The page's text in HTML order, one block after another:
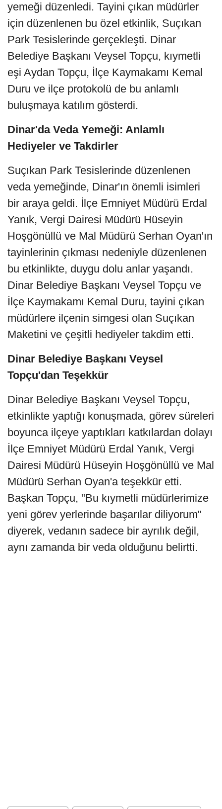
yemeği düzenledi. Tayini çıkan müdürler
için düzenlenen bu özel etkinlik, Suçıkan
Park Tesislerinde gerçekleşti. Dinar
Belediye Başkanı Veysel Topçu, kıymetli
eşi Aydan Topçu, İlçe Kaymakamı Kemal
Duru ve ilçe protokolü de bu anlamlı
buluşmaya katılım gösterdi.
Dinar'da Veda Yemeği: Anlamlı
Hediyeler ve Takdirler
Suçıkan Park Tesislerinde düzenlenen
veda yemeğinde, Dinar'ın önemli isimleri
bir araya geldi. İlçe Emniyet Müdürü Erdal
Yanık, Vergi Dairesi Müdürü Hüseyin
Hoşgönüllü ve Mal Müdürü Serhan Oyan'ın
tayinlerinin çıkması nedeniyle düzenlenen
bu etkinlikte, duygu dolu anlar yaşandı.
Dinar Belediye Başkanı Veysel Topçu ve
İlçe Kaymakamı Kemal Duru, tayini çıkan
müdürlere ilçenin simgesi olan Suçıkan
Maketini ve çeşitli hediyeler takdim etti.
Dinar Belediye Başkanı Veysel
Topçu'dan Teşekkür
Dinar Belediye Başkanı Veysel Topçu,
etkinlikte yaptığı konuşmada, görev süreleri
boyunca ilçeye yaptıkları katkılardan dolayı
İlçe Emniyet Müdürü Erdal Yanık, Vergi
Dairesi Müdürü Hüseyin Hoşgönüllü ve Mal
Müdürü Serhan Oyan'a teşekkür etti.
Başkan Topçu, "Bu kıymetli müdürlerimize
yeni görev yerlerinde başarılar diliyorum"
diyerek, vedanın sadece bir ayrılık değil,
aynı zamanda bir veda olduğunu belirtti.